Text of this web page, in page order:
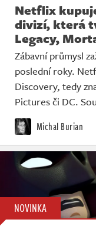
Netflix
divizí, která
Legacy,
Zábavní průmysl
poslední roky.
Discovery, tedy
Pictures či DC.
Michal Burian
NOVINKA